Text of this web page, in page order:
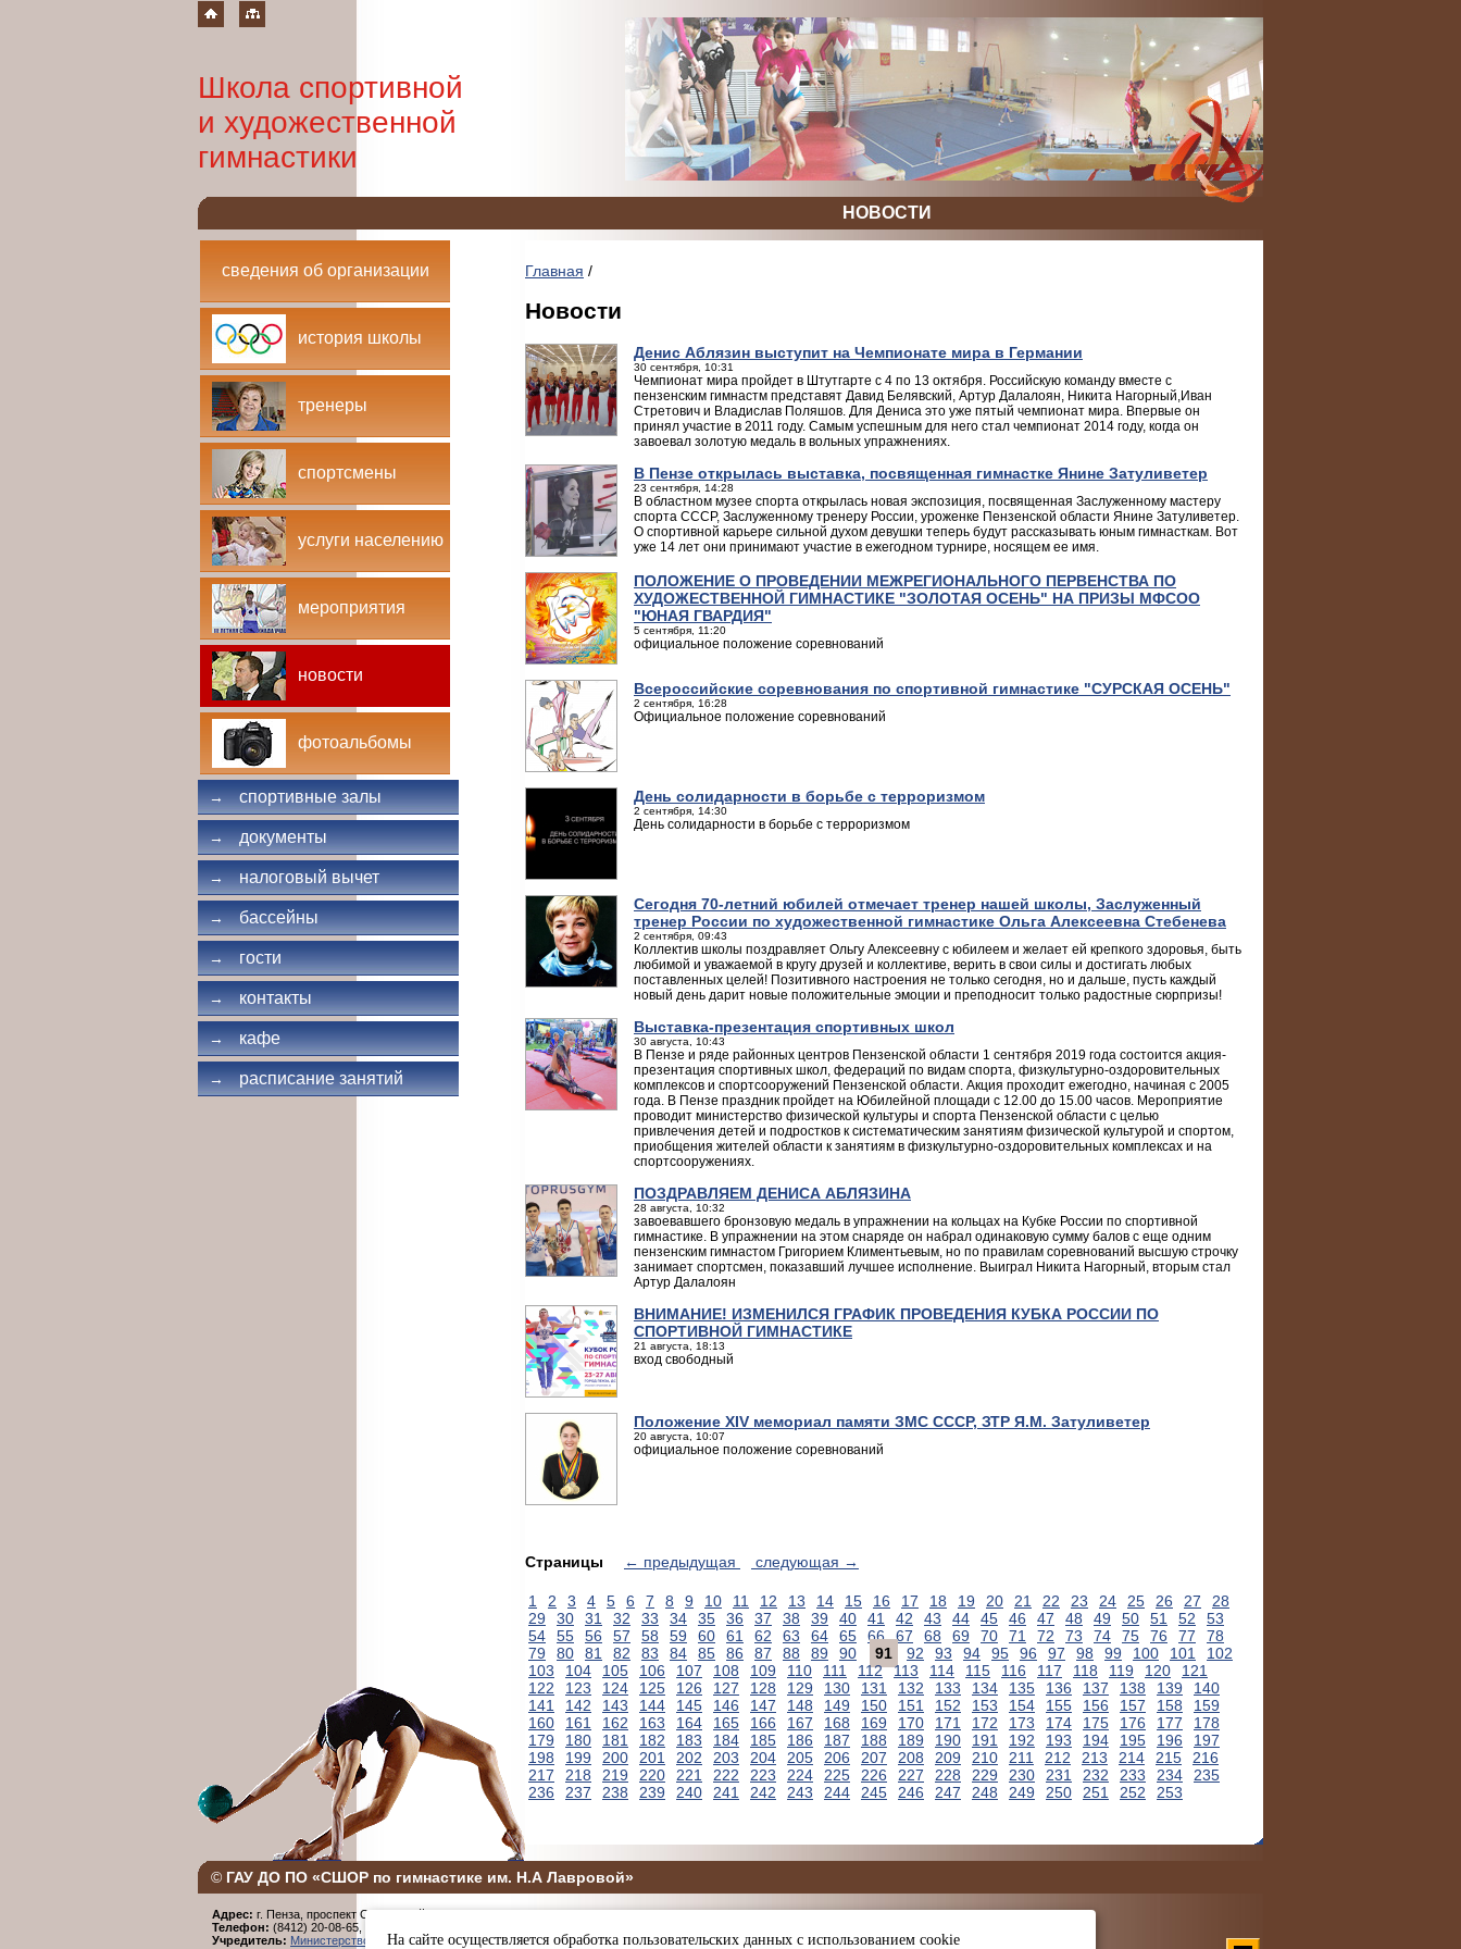
Школа спортивной
и художественной
гимнастики
НОВОСТИ
сведения об организации
история школы
тренеры
спортсмены
услуги населению
мероприятия
новости
фотоальбомы
→ спортивные залы
→ документы
→ налоговый вычет
→ бассейны
→ гости
→ контакты
→ кафе
→ расписание занятий
Главная /
Новости
Денис Аблязин выступит на Чемпионате мира в Германии
30 сентября, 10:31
Чемпионат мира пройдет в Штутгарте с 4 по 13 октября. Российскую команду вместе с
пензенским гимнастм представят Давид Белявский, Артур Далалоян, Никита Нагорный,Иван
Стретович и Владислав Поляшов. Для Дениса это уже пятый чемпионат мира. Впервые он
принял участие в 2011 году. Самым успешным для него стал чемпионат 2014 году, когда он
завоевал золотую медаль в вольных упражнениях.
В Пензе открылась выставка, посвященная гимнастке Янине Затуливетер
23 сентября, 14:28
В областном музее спорта открылась новая экспозиция, посвященная Заслуженному мастеру
спорта СССР, Заслуженному тренеру России, уроженке Пензенской области Янине Затуливетер.
О спортивной карьере сильной духом девушки теперь будут рассказывать юным гимнасткам. Вот
уже 14 лет они принимают участие в ежегодном турнире, носящем ее имя.
ПОЛОЖЕНИЕ О ПРОВЕДЕНИИ МЕЖРЕГИОНАЛЬНОГО ПЕРВЕНСТВА ПО
ХУДОЖЕСТВЕННОЙ ГИМНАСТИКЕ "ЗОЛОТАЯ ОСЕНЬ" НА ПРИЗЫ МФСОО
"ЮНАЯ ГВАРДИЯ"
5 сентября, 11:20
официальное положение соревнований
Всероссийские соревнования по спортивной гимнастике "СУРСКАЯ ОСЕНЬ"
2 сентября, 16:28
Официальное положение соревнований
День солидарности в борьбе с терроризмом
2 сентября, 14:30
День солидарности в борьбе с терроризмом
Сегодня 70-летний юбилей отмечает тренер нашей школы, Заслуженный
тренер России по художественной гимнастике Ольга Алексеевна Стебенева
2 сентября, 09:43
Коллектив школы поздравляет Ольгу Алексеевну с юбилеем и желает ей крепкого здоровья, быть
любимой и уважаемой в кругу друзей и коллективе, верить в свои силы и достигать любых
поставленных целей! Позитивного настроения не только сегодня, но и дальше, пусть каждый
новый день дарит новые положительные эмоции и преподносит только радостные сюрпризы!
Выставка-презентация спортивных школ
30 августа, 10:43
В Пензе и ряде районных центров Пензенской области 1 сентября 2019 года состоится акция-
презентация спортивных школ, федераций по видам спорта, физкультурно-оздоровительных
комплексов и спортсооружений Пензенской области. Акция проходит ежегодно, начиная с 2005
года. В Пензе праздник пройдет на Юбилейной площади с 12.00 до 15.00 часов. Мероприятие
проводит министерство физической культуры и спорта Пензенской области с целью
привлечения детей и подростков к систематическим занятиям физической культурой и спортом,
приобщения жителей области к занятиям в физкультурно-оздоровительных комплексах и на
спортсооружениях.
ПОЗДРАВЛЯЕМ ДЕНИСА АБЛЯЗИНА
28 августа, 10:32
завоевавшего бронзовую медаль в упражнении на кольцах на Кубке России по спортивной
гимнастике. В упражнении на этом снаряде он набрал одинаковую сумму балов с еще одним
пензенским гимнастом Григорием Климентьевым, но по правилам соревнований высшую строчку
занимает спортсмен, показавший лучшее исполнение. Выиграл Никита Нагорный, вторым стал
Артур Далалоян
ВНИМАНИЕ! ИЗМЕНИЛСЯ ГРАФИК ПРОВЕДЕНИЯ КУБКА РОССИИ ПО
СПОРТИВНОЙ ГИМНАСТИКЕ
21 августа, 18:13
вход свободный
Положение XIV мемориал памяти ЗМС СССР, ЗТР Я.М. Затуливетер
20 августа, 10:07
официальное положение соревнований
Страницы ← предыдущая следующая →
1 2 3 4 5 6 7 8 9 10 11 12 13 14 15 16 17 18 19 20 21 22 23 24 25 26 27
28
29
30 31 32 33 34 35 36 37 38 39 40 41 42 43 44 45 46 47 48 49 50 51 52
53
54
55 56 57 58 59 60 61 62 63 64 65 66 67 68 69 70 71 72 73 74 75 76 77
78
79
80 81 82 83 84 85 86 87 88 89 90 91 92 93 94 95 96 97 98 99 100 101
102
103
104 105 106 107 108 109 110 111 112 113 114 115 116 117 118 119 120
121
122
123 124 125 126 127 128 129 130 131 132 133 134 135 136 137 138 139
140
141
142 143 144 145 146 147 148 149 150 151 152 153 154 155 156 157 158
159
160
161 162 163 164 165 166 167 168 169 170 171 172 173 174 175 176 177
178
179
180 181 182 183 184 185 186 187 188 189 190 191 192 193 194 195 196
197
198
199 200 201 202 203 204 205 206 207 208 209 210 211 212 213 214 215
216
217
218 219 220 221 222 223 224 225 226 227 228 229 230 231 232 233 234
235
236
237 238 239 240 241 242 243 244 245 246 247 248 249 250 251 252 253
© ГАУ ДО ПО «СШОР по гимнастике им. Н.А Лавровой»
Адрес: г. Пенза, проспект Строителей, 96.
Телефон: (8412) 20-08-65,
Учредитель: Министерство физической культуры и спорта Пензенской области
На сайте осуществляется обработка пользовательских данных с использованием cookie